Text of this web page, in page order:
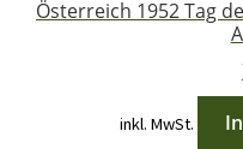
Österreich 1952 Tag
inkl. MwSt.